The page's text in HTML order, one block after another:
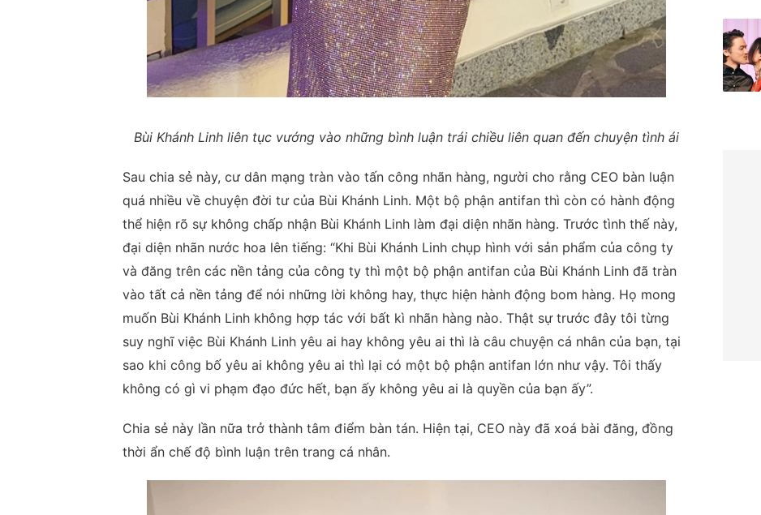
Bùi Khánh Linh liên tục vướng vào những bình luận trái chiều liên quan đến chuyện tình ái
Sau chia sẻ này, cư dân mạng tràn vào tấn công nhãn hàng, người cho rằng CEO bàn luận
quá nhiều về chuyện đời tư của Bùi Khánh Linh. Một bộ phận antifan thì còn có hành động
thể hiện rõ sự không chấp nhận Bùi Khánh Linh làm đại diện nhãn hàng. Trước tình thế này,
đại diện nhãn nước hoa lên tiếng: “Khi Bùi Khánh Linh chụp hình với sản phẩm của công ty
và đăng trên các nền tảng của công ty thì một bộ phận antifan của Bùi Khánh Linh đã tràn
vào tất cả nền tảng để nói những lời không hay, thực hiện hành động bom hàng. Họ mong
muốn Bùi Khánh Linh không hợp tác với bất kì nhãn hàng nào. Thật sự trước đây tôi từng
suy nghĩ việc Bùi Khánh Linh yêu ai hay không yêu ai thì là câu chuyện cá nhân của bạn, tại
sao khi công bố yêu ai không yêu ai thì lại có một bộ phận antifan lớn như vậy. Tôi thấy
không có gì vi phạm đạo đức hết, bạn ấy không yêu ai là quyền của bạn ấy”.
Chia sẻ này lần nữa trở thành tâm điểm bàn tán. Hiện tại, CEO này đã xoá bài đăng, đồng
thời ẩn chế độ bình luận trên trang cá nhân.